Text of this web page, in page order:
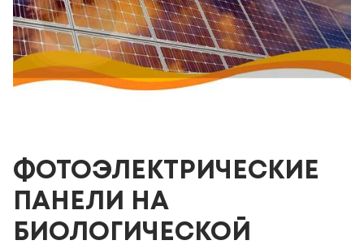
ФОТОЭЛЕКТРИЧЕСКИЕ
ПАНЕЛИ НА
БИОЛОГИЧЕСКОЙ